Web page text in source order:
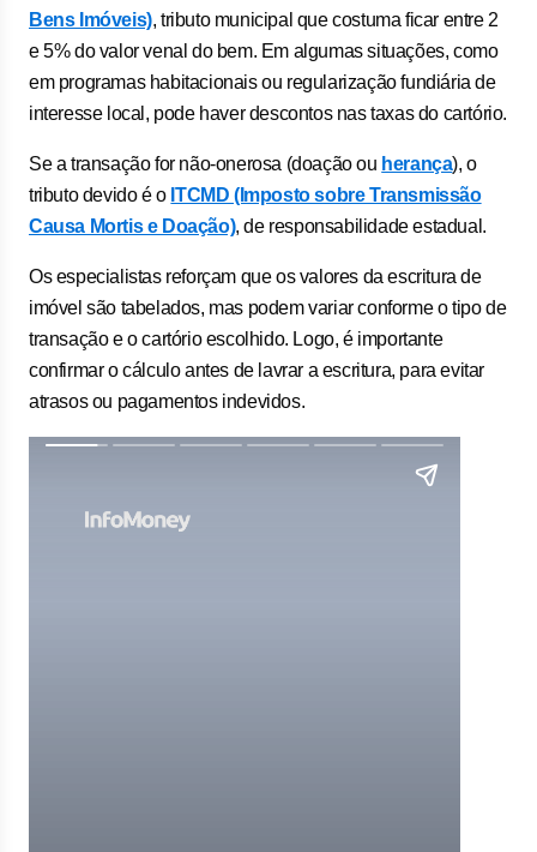
Bens Imóveis), tributo municipal que costuma ficar entre 2
e 5% do valor venal do bem. Em algumas situações, como
em programas habitacionais ou regularização fundiária de
interesse local, pode haver descontos nas taxas do cartório.
Se a transação for não-onerosa (doação ou herança), o
tributo devido é o ITCMD (Imposto sobre Transmissão
Causa Mortis e Doação), de responsabilidade estadual.
Os especialistas reforçam que os valores da escritura de
imóvel são tabelados, mas podem variar conforme o tipo de
transação e o cartório escolhido. Logo, é importante
confirmar o cálculo antes de lavrar a escritura, para evitar
atrasos ou pagamentos indevidos.